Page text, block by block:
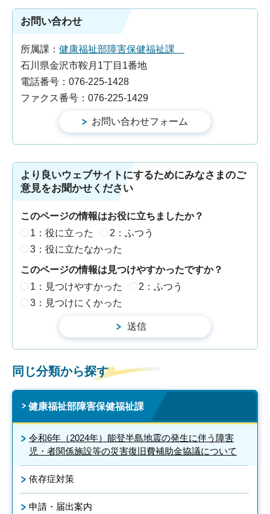
お問い合わせ
所属課： 健康福祉部障害保健福祉課
石川県金沢市鞍月1丁目1番地
電話番号：076-225-1428
ファクス番号：076-225-1429
より良いウェブサイトにするためにみなさまのご
意見をお聞かせください
このページの情報はお役に立ちましたか？
1：役に立った
2：ふつう
3：役に立たなかった
このページの情報は見つけやすかったですか？
1：見つけやすかった
2：ふつう
3：見つけにくかった
同じ分類から探す
健康福祉部障害保健福祉課
令和6年（2024年）能登半島地震の発生に伴う障害
児・者関係施設等の災害復旧費補助金協議について
依存症対策
申請・届出案内